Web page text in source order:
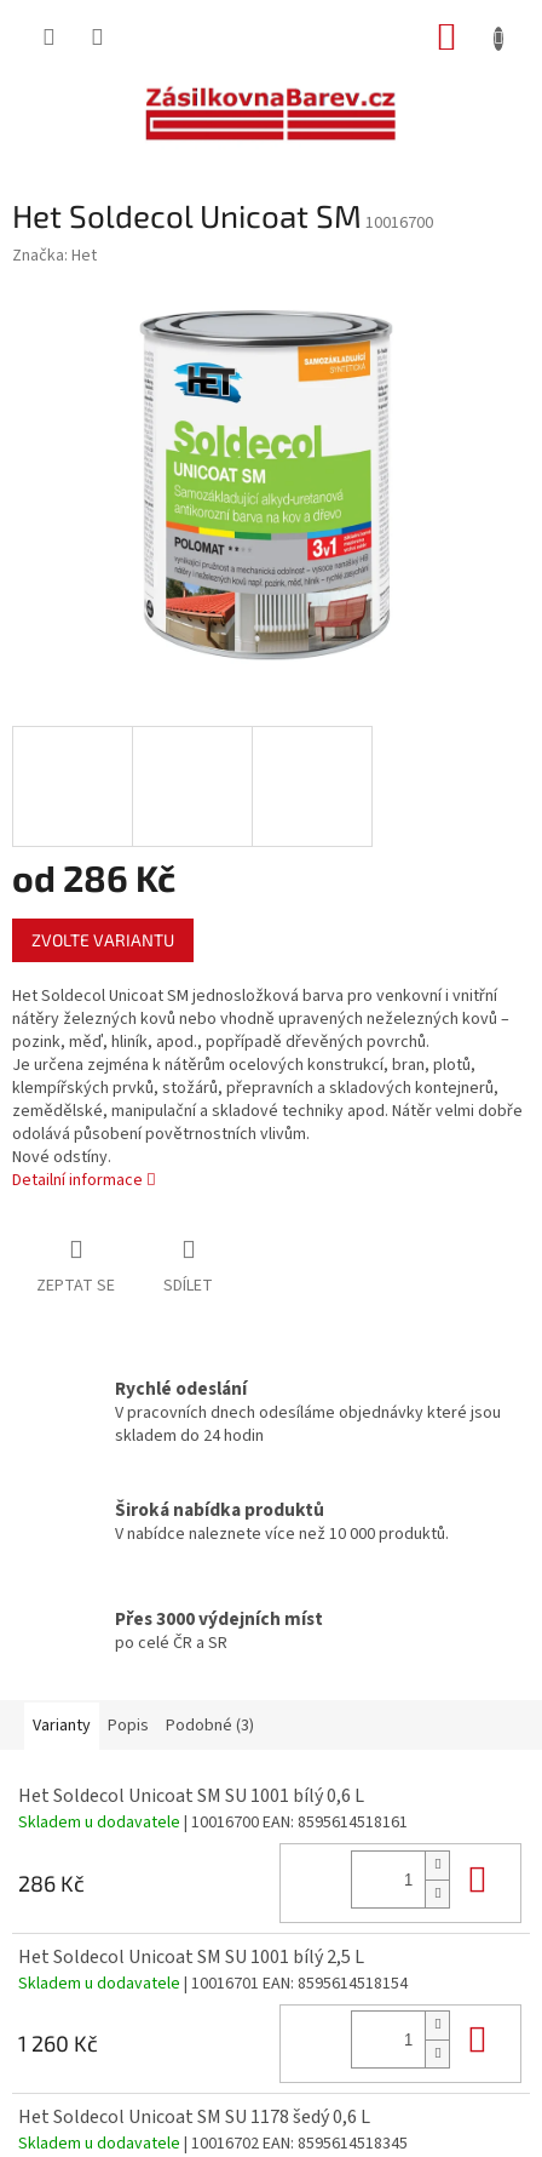
Het Soldecol Unicoat SM 10016700
Značka: Het
od 286 Kč
Měrná
cena:
ZVOLTE VARIANTU
Het Soldecol Unicoat SM jednosložková barva pro venkovní i vnitřní
nátěry železných kovů nebo vhodně upravených neželezných kovů –
pozink, měď, hliník, apod., popřípadě dřevěných povrchů.
Je určena zejména k nátěrům ocelových konstrukcí, bran, plotů,
klempířských prvků, stožárů, přepravních a skladových kontejnerů,
zemědělské, manipulační a skladové techniky apod. Nátěr velmi dobře
odolává působení povětrnostních vlivům.
Nové odstíny.
Detailní informace
ZEPTAT SE SDÍLET
Rychlé odeslání
V pracovních dnech odesíláme objednávky které jsou
skladem do 24 hodin
Široká nabídka produktů
V nabídce naleznete více než 10 000 produktů.
Přes 3000 výdejních míst
po celé ČR a SR
Varianty Popis Podobné (3)
Het Soldecol Unicoat SM SU 1001 bílý 0,6 L
Skladem u dodavatele | 10016700EAN: 8595614518161
286 Kč
Het Soldecol Unicoat SM SU 1001 bílý 2,5 L
Skladem u dodavatele | 10016701 EAN: 8595614518154
1 260 Kč
Het Soldecol Unicoat SM SU 1178 šedý 0,6 L
Skladem u dodavatele | 10016702EAN: 8595614518345